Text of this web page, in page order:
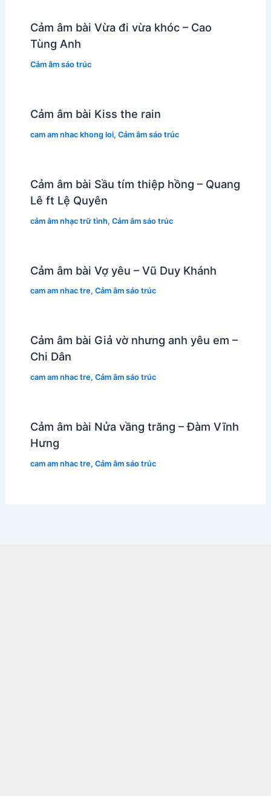
Cảm âm bài Vừa đi vừa khóc – Cao
Tùng Anh
Cảm âm sáo trúc
Cảm âm bài Kiss the rain
cam am nhac khong loi, Cảm âm sáo trúc
Cảm âm bài Sầu tím thiệp hồng – Quang
Lê ft Lệ Quyên
cảm âm nhạc trữ tình, Cảm âm sáo trúc
Cảm âm bài Vợ yêu – Vũ Duy Khánh
cam am nhac tre, Cảm âm sáo trúc
Cảm âm bài Giả vờ nhưng anh yêu em –
Chi Dân
cam am nhac tre, Cảm âm sáo trúc
Cảm âm bài Nửa vầng trăng – Đàm Vĩnh
Hưng
cam am nhac tre, Cảm âm sáo trúc